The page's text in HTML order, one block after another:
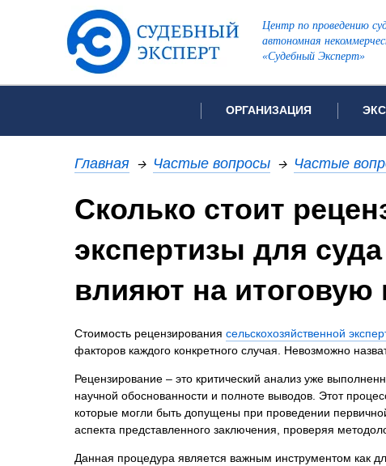
Центр по проведению
автономная
«Судебный Эксперт»
ОРГАНИЗАЦИЯ
Об организации
Рекомендации арбитражных
Для СМИ
Политика
Список всех видов
Автороведческая
Видеотехническая
Лингвистическая
Пожарно-
Рецензия на
Фоноскопическая
Главная → Частые вопросы → Частые
Сколько стоит
экспертизы для
влияют на итоговую
Стоимость рецензирования сельскохозяйственной
факторов каждого конкретного случая. Невозможно
Рецензирование – это критический анализ уже
научной обоснованности и полноте выводов. Этот
которые могли быть допущены при проведении
аспекта представленного заключения, проверяя
Данная процедура является важным инструментом как